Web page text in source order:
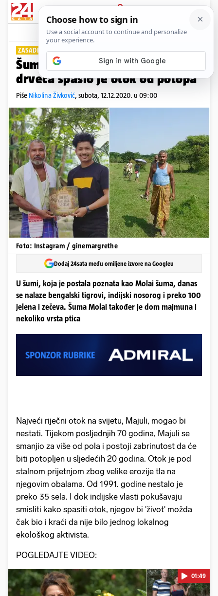
PRIJAVA
Lifestyle Komentari
ZASADIO 550 HEKTARA ŠUME
Šumski čovjek Indije: Sadnjom
drveća spasio je otok od potopa
Piše Nikolina Živković, subota, 12.12.2020. u 09:00
Foto: Instagram / ginemargrethe
Dodaj 24sata među omiljene izvore na Googleu
U šumi, koja je postala poznata kao Molai šuma, danas
se nalaze bengalski tigrovi, indijski nosorog i preko 100
jelena i zečeva. Šuma Molai također je dom majmuna i
nekoliko vrsta ptica
Najveći riječni otok na svijetu, Majuli, mogao bi
nestati. Tijekom posljednjih 70 godina, Majuli se
smanjio za više od pola i postoji zabrinutost da će
biti potopljen u sljedećih 20 godina. Otok je pod
stalnom prijetnjom zbog velike erozije tla na
njegovim obalama. Od 1991. godine nestalo je
preko 35 sela. I dok indijske vlasti pokušavaju
smisliti kako spasiti otok, njegov bi 'život' možda
čak bio i kraći da nije bilo jednog lokalnog
ekološkog aktivista.
POGLEDAJTE VIDEO:
01:49